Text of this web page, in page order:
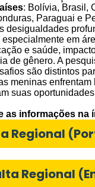
: Bolívia, Brasil,
Paraguai e
desigualdades
em
e saúde,
de gênero. A
são distintos
meninas
suas
as informações na
Regional
Regional